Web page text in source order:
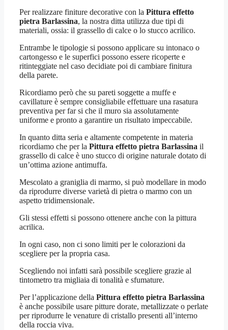
Per realizzare finiture decorative con la Pittura effetto
pietra Barlassina, la nostra ditta utilizza due tipi di
materiali, ossia: il grassello di calce o lo stucco acrilico.
Entrambe le tipologie si possono applicare su intonaco o
cartongesso e le superfici possono essere ricoperte e
ritinteggiate nel caso decidiate poi di cambiare finitura
della parete.
Ricordiamo però che su pareti soggette a muffe e
cavillature è sempre consigliabile effettuare una rasatura
preventiva per far si che il muro sia assolutamente
uniforme e pronto a garantire un risultato impeccabile.
In quanto ditta seria e altamente competente in materia
ricordiamo che per la Pittura effetto pietra Barlassina il
grassello di calce è uno stucco di origine naturale dotato di
un’ottima azione antimuffa.
Mescolato a graniglia di marmo, si può modellare in modo
da riprodurre diverse varietà di pietra o marmo con un
aspetto tridimensionale.
Gli stessi effetti si possono ottenere anche con la pittura
acrilica.
In ogni caso, non ci sono limiti per le colorazioni da
scegliere per la propria casa.
Scegliendo noi infatti sarà possibile scegliere grazie al
tintometro tra migliaia di tonalità e sfumature.
Per l’applicazione della Pittura effetto pietra Barlassina
è anche possibile usare pitture dorate, metallizzate o perlate
per riprodurre le venature di cristallo presenti all’interno
della roccia viva.